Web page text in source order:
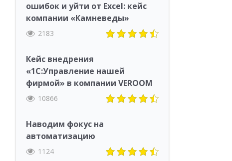
ошибок и уйти от Excel: кейс
компании «Камневеды»
2183
Кейс внедрения
«1С:Управление нашей
фирмой» в компании VEROOM
10866
Наводим фокус на
автоматизацию
1124